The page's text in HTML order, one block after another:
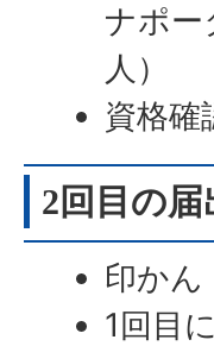
ナポー
人）
資格確
2回目の届
印かん
1回目